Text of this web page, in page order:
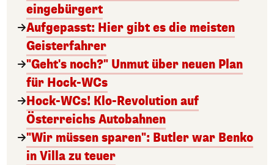
eingebürgert
Aufgepasst: Hier gibt es die meisten
Geisterfahrer
"Geht's noch?" Unmut über neuen Plan
für Hock-WCs
Hock-WCs! Klo-Revolution auf
Österreichs Autobahnen
"Wir müssen sparen": Butler war Benko
in Villa zu teuer